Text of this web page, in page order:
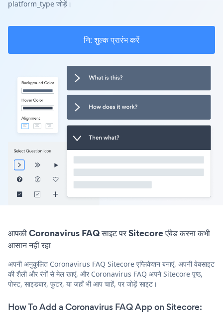
platform_type जोड़ें।
नि: शुल्क प्रारंभ करें
आपकी Coronavirus FAQ साइट पर Sitecore एंबेड करना कभी
आसान नहीं रहा
अपनी अनुकूलित Coronavirus FAQ Sitecore एप्लिकेशन बनाएं, अपनी वेबसाइट
की शैली और रंगों से मेल खाएं, और Coronavirus FAQ अपने Sitecore पृष्ठ,
पोस्ट, साइडबार, फुटर, या जहाँ भी आप चाहें, पर जोड़ें साइट।
How To Add a Coronavirus FAQ App on Sitecore: